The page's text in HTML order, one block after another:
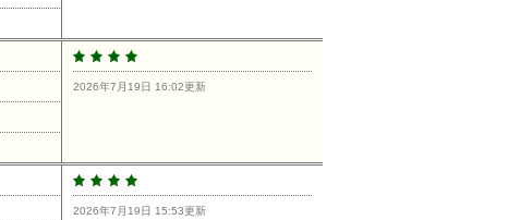
2026年7月19日 16:02更新
2026年7月19日 15:53更新